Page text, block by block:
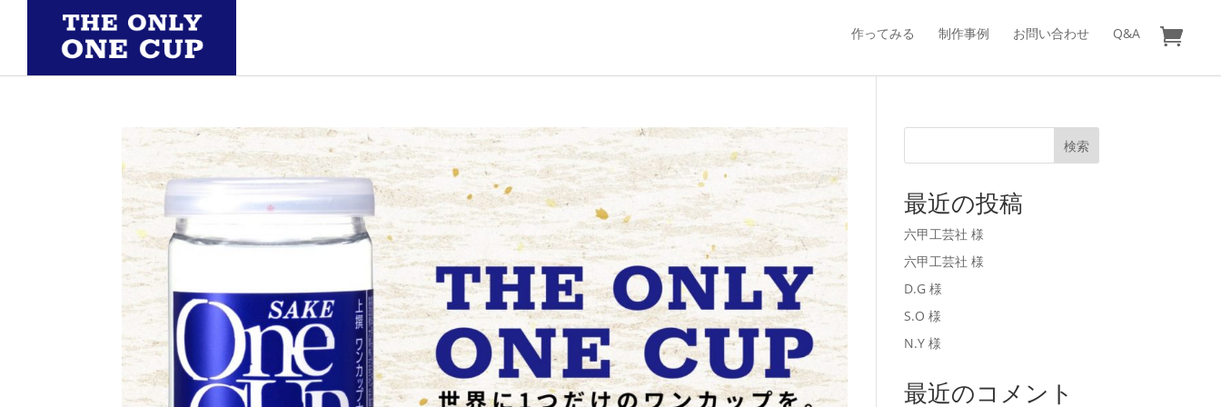
作ってみる 制作事例 お問い合わせ Q&A
検索
最近の投稿
六甲工芸社 様
六甲工芸社 様
D.G 様
S.O 様
N.Y 様
最近のコメント